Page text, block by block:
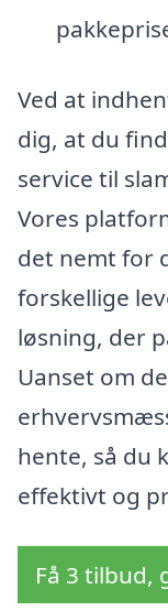
Ved at
dig, at du
service til
Vores
det nemt for
forskellige
løsning, der
Uanset om
hente, så du
effektivt og
Få 3 tilbud,